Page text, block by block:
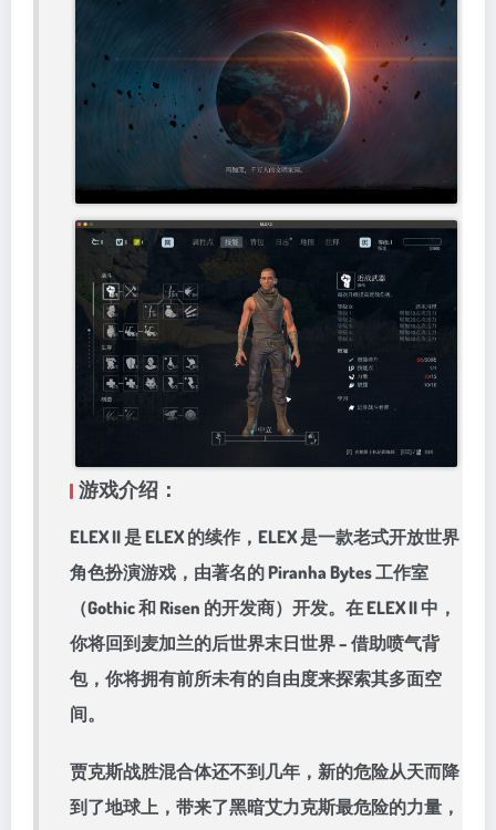
游戏介绍：
ELEX II 是 ELEX 的续作，ELEX 是一款老式开放世界
角色扮演游戏，由著名的 Piranha Bytes 工作室
（Gothic 和 Risen 的开发商）开发。在 ELEX II 中，
你将回到麦加兰的后世界末日世界 – 借助喷气背
包，你将拥有前所未有的自由度来探索其多面空
间。
贾克斯战胜混合体还不到几年，新的危险从天而降
到了地球上，带来了黑暗艾力克斯最危险的力量，